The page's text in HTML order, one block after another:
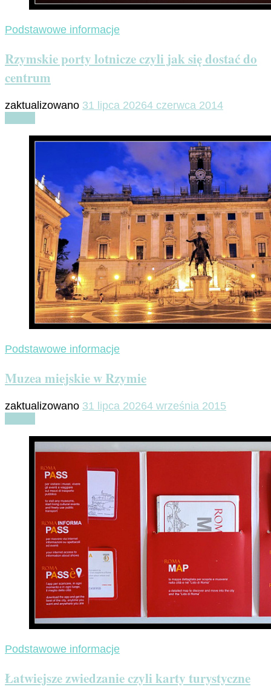
Podstawowe informacje
Rzymskie porty lotnicze czyli jak się dostać do
centrum
zaktualizowano 31 lipca 20264 czerwca 2014
Podstawowe informacje
Muzea miejskie w Rzymie
zaktualizowano 31 lipca 20264 września 2015
Podstawowe informacje
Łatwiejsze zwiedzanie czyli karty turystyczne